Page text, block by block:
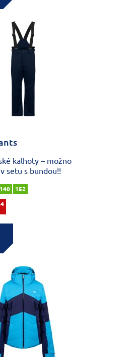
kalhoty – možno
setu s bundou!!
140 152